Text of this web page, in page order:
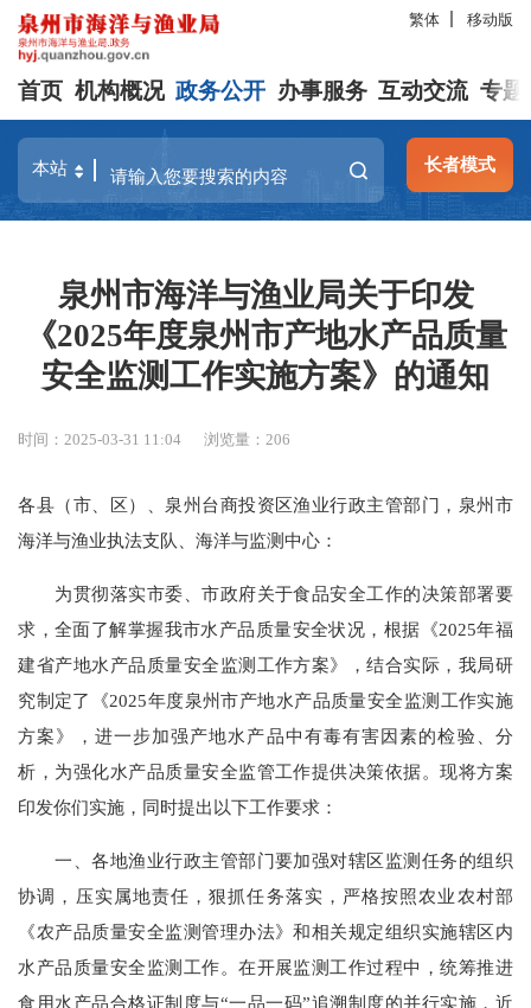
繁体 移动版
首页 机构概况 政务公开 办事服务 互动交流 专题
长者模式
泉州市海洋与渔业局关于印发
《2025年度泉州市产地水产品质量
安全监测工作实施方案》的通知
时间：2025-03-31 11:04 浏览量：206
各县（市、区）、泉州台商投资区渔业行政主管部门，泉州市
海洋与渔业执法支队、海洋与监测中心：
为贯彻落实市委、市政府关于食品安全工作的决策部署要
求，全面了解掌握我市水产品质量安全状况，根据《2025年福
建省产地水产品质量安全监测工作方案》，结合实际，我局研
究制定了《2025年度泉州市产地水产品质量安全监测工作实施
方案》，进一步加强产地水产品中有毒有害因素的检验、分
析，为强化水产品质量安全监管工作提供决策依据。现将方案
印发你们实施，同时提出以下工作要求：
一、各地渔业行政主管部门要加强对辖区监测任务的组织
协调，压实属地责任，狠抓任务落实，严格按照农业农村部
《农产品质量安全监测管理办法》和相关规定组织实施辖区内
水产品质量安全监测工作。在开展监测工作过程中，统筹推进
食用水产品合格证制度与“一品一码”追溯制度的并行实施，近